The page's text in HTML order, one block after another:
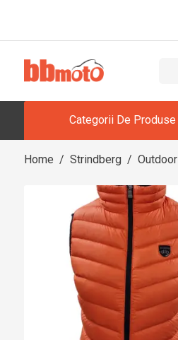
Categorii De Produse
Home / Strindberg / Outdoor